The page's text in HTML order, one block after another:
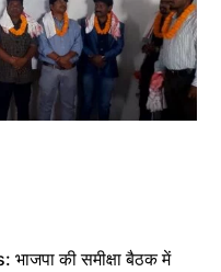
की समीक्षा बैठक में